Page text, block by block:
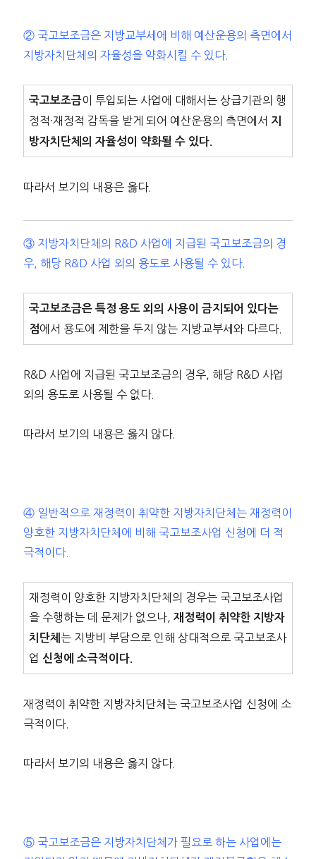
② 국고보조금은 지방교부세에 비해 예산운용의 측면에서
지방자치단체의 자율성을 약화시킬 수 있다.
국고보조금이 투입되는 사업에 대해서는 상급기관의 행
정적·재정적 감독을 받게 되어 예산운용의 측면에서 지
방자치단체의 자율성이 약화될 수 있다.
따라서 보기의 내용은 옳다.
③ 지방자치단체의 R&D 사업에 지급된 국고보조금의 경
우, 해당 R&D 사업 외의 용도로 사용될 수 있다.
국고보조금은 특정 용도 외의 사용이 금지되어 있다는
점에서 용도에 제한을 두지 않는 지방교부세와 다르다.
R&D 사업에 지급된 국고보조금의 경우, 해당 R&D 사업
외의 용도로 사용될 수 없다.
따라서 보기의 내용은 옳지 않다.
④ 일반적으로 재정력이 취약한 지방자치단체는 재정력이
양호한 지방자치단체에 비해 국고보조사업 신청에 더 적
극적이다.
재정력이 양호한 지방자치단체의 경우는 국고보조사업
을 수행하는 데 문제가 없으나, 재정력이 취약한 지방자
치단체 는 지방비 부담으로 인해 상대적으로 국고보조사
업 신청에 소극적이다.
재정력이 취약한 지방자치단체는 국고보조사업 신청에 소
극적이다.
따라서 보기의 내용은 옳지 않다.
⑤ 국고보조금은 지방자치단체가 필요로 하는 사업에는